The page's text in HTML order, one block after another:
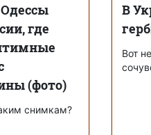
где
(фото)
снимкам?
В
Вот